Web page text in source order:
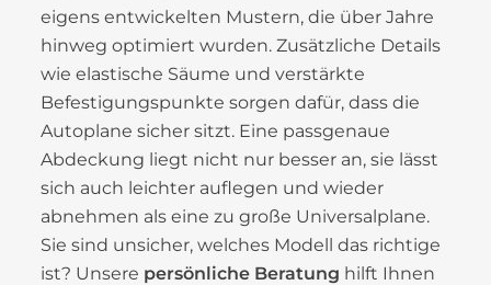
eigens entwickelten Mustern, die über Jahre
hinweg optimiert wurden. Zusätzliche Details
wie elastische Säume und verstärkte
Befestigungspunkte sorgen dafür, dass die
Autoplane sicher sitzt. Eine passgenaue
Abdeckung liegt nicht nur besser an, sie lässt
sich auch leichter auflegen und wieder
abnehmen als eine zu große Universalplane.
Sie sind unsicher, welches Modell das richtige
ist? Unsere persönliche Beratung hilft Ihnen